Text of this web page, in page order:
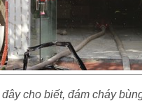
cho biết, đám cháy